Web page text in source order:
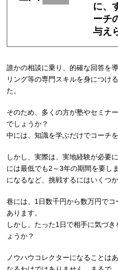
に、
ーチ
与え
誰かの相談に乗り、的確な回答を
リング等の専門スキルを身につけ
た。
そのため、多くの方が塾やセミナ
でしょうか？
中には、知識を学ぶだけでコーチ
しかし、実際は、実地経験が必要
には最低でも2～3年の期間を要し
になるなど、挑戦するにはいくつ
巷には、1日数千円から数万円で
あります。
しかし、たった1日で相手に気づ
ょうか？
ノウハウコレクターになることは